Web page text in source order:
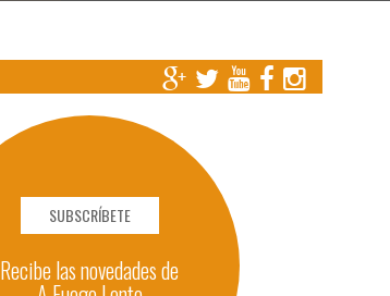
SUBSCRÍBETE
Recibe las novedades de